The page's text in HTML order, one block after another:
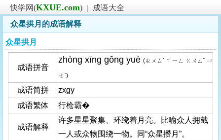
快学网(KXUE.com) |
成语大全
众星拱月的成语解释
众星拱月
成语拼音
zhòng xīng gǒng yuè (ㄓㄨㄙˋ ㄒㄧㄥ ㄍㄨㄙˇ ㄩ
ㄝˋ)
成语简拼
zxgy
成语繁体
行枪霸�
成语解释
许多星星聚集、环绕着月亮。比喻众人拥戴
一人或众物围绕一物。同“众星攒月”。